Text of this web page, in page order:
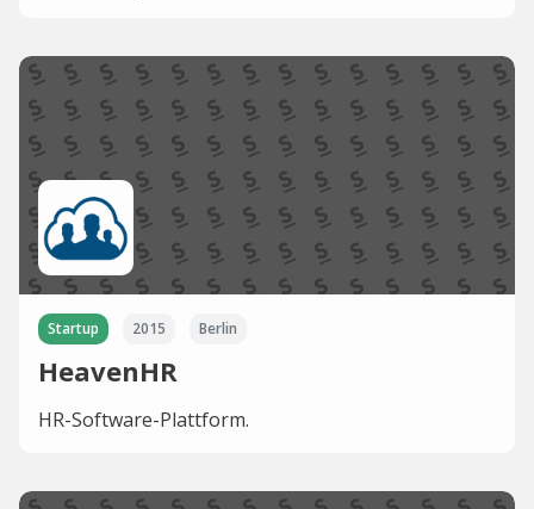
Startup 2015 Berlin
HeavenHR
HR-Software-Plattform.